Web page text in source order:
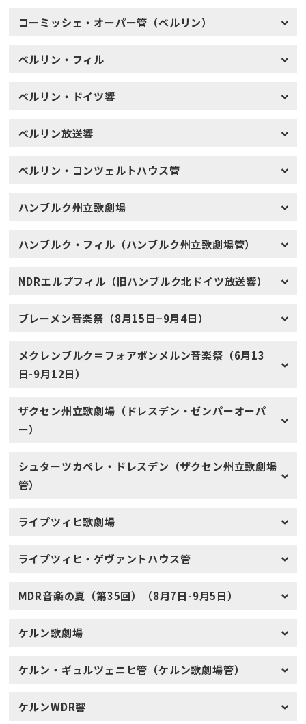
コーミッシェ・オーパー管（ベルリン）
ベルリン・フィル
ベルリン・ドイツ響
ベルリン放送響
ベルリン・コンツェルトハウス管
ハンブルク州立歌劇場
ハンブルク・フィル（ハンブルク州立歌劇場管）
NDRエルプフィル（旧ハンブルク北ドイツ放送響）
ブレーメン音楽祭（8月15日−9月4日）
メクレンブルク＝フォアポンメルン音楽祭（6月13
日-9月12日）
ザクセン州立歌劇場（ドレスデン・ゼンパーオーパ
ー）
シュターツカペレ・ドレスデン（ザクセン州立歌劇場
管）
ライプツィヒ歌劇場
ライプツィヒ・ゲヴァントハウス管
MDR音楽の夏（第35回）（8月7日-9月5日）
ケルン歌劇場
ケルン・ギュルツェニヒ管（ケルン歌劇場管）
ケルンWDR響